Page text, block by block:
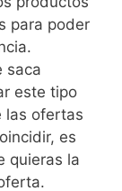
para poder
saca
este tipo
las ofertas
es
quieras la